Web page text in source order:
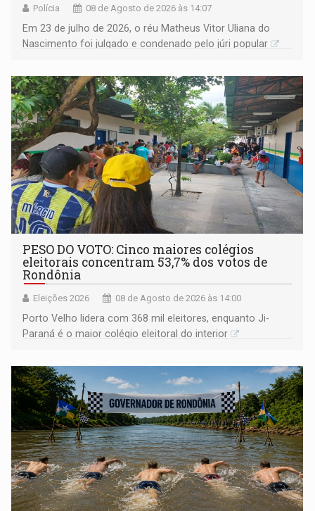
Polícia 08 de Agosto de 2026 às 14:07
Em 23 de julho de 2026, o réu Matheus Vitor Uliana do
Nascimento foi julgado e condenado pelo júri popular
PESO DO VOTO: Cinco maiores colégios
eleitorais concentram 53,7% dos votos de
Rondônia
Eleições 2026 08 de Agosto de 2026 às 14:00
Porto Velho lidera com 368 mil eleitores, enquanto Ji-
Paraná é o maior colégio eleitoral do interior